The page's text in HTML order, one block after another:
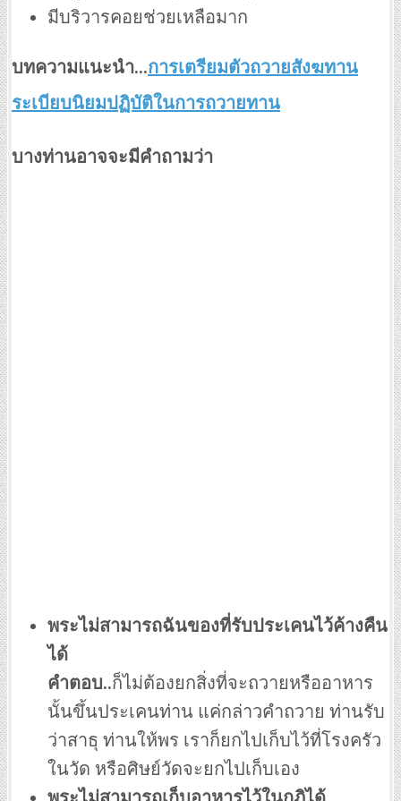
มีบริวารคอยช่วยเหลือมาก
บทความแนะนำ…การเตรียมตัวถวายสังฆทาน
ระเบียบนิยมปฏิบัติในการถวายทาน
บางท่านอาจจะมีคำถามว่า
พระไม่สามารถฉันของที่รับประเคนไว้ค้างคืน
ได้
คำตอบ..ก็ไม่ต้องยกสิ่งที่จะถวายหรืออาหาร
นั้นขึ้นประเคนท่าน แค่กล่าวคำถวาย ท่านรับ
ว่าสาธุ ท่านให้พร เราก็ยกไปเก็บไว้ที่โรงครัว
ในวัด หรือศิษย์วัดจะยกไปเก็บเอง